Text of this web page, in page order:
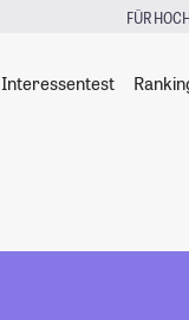
FÜR
Interessentest